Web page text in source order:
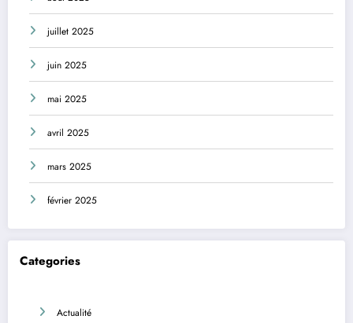
juillet 2025
juin 2025
mai 2025
avril 2025
mars 2025
février 2025
Categories
Actualité